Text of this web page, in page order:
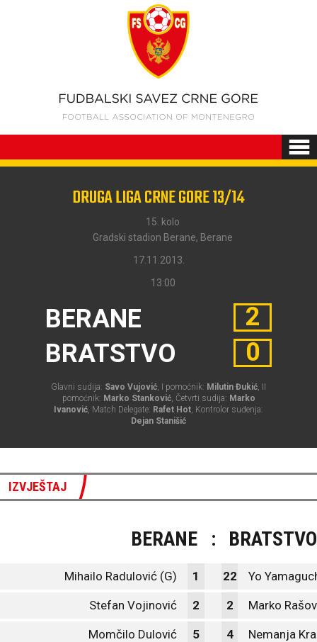
DRUGA LIGA CRNE GORE 13/14
15. kolo
Gradski stadion Berane, Berane
17.11.2013.
13:00
BERANE
BRATSTVO
2
0
Glavni sudija: Savo Vujović, I pomoćnik: Milutin Đukić, II
pomoćnik: Marko Stanković, Četvrti sudija: Marko
Ivanović, Match Delegate: Rafet Hot, Kontrolor suđenja:
Dejan Stanišić
IZVJEŠTAJ
BERANE : BRATSTVO
Mihailo Radulović (G) 1 22 Yo
Stefan Vojinović 2 2 Marko
Momčilo Dulović 5 4 Nemanja